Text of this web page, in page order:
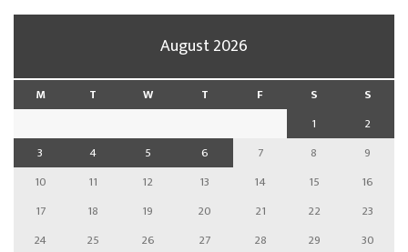
August 2026
M T W T F S
S
1
2
3
4 5 6 7 8
9
10
11 12 13 14 15
16
17
18 19 20 21 22
23
24
25 26 27 28 29
30